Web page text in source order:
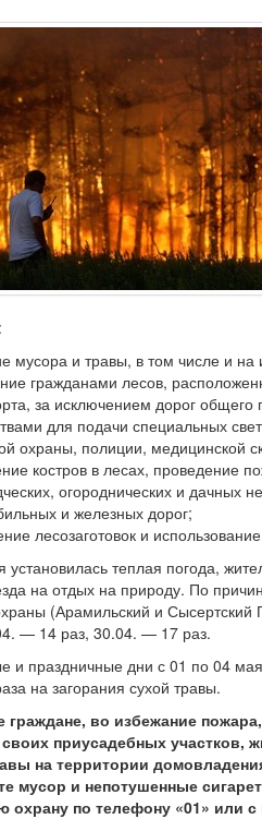
мусора и травы, в том числе и
гражданами лесов,
за исключением дорог
для подачи специальных
охраны, полиции, медицинской
костров в лесах, проведение
огороднических и дачных
и железных дорог;
лесозаготовок и
установилась теплая погода,
на отдых на природу. По
(Арамильский и
— 14 раз, 30.04. — 17 раз.
и праздничные дни с 01 по 04
на загорания сухой травы.
граждане, во избежание
своих приусадебных
на территории
мусор и непотушенные
охрану по телефону «01» или